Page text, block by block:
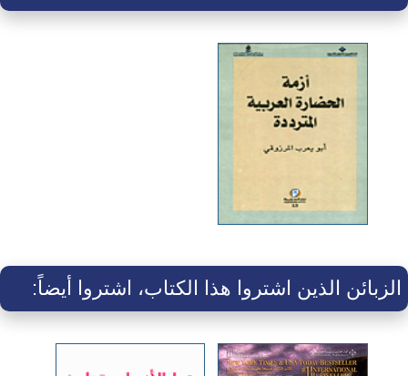
الزبائن الذين اشتروا هذا الكتاب، اشتروا أيضاً: